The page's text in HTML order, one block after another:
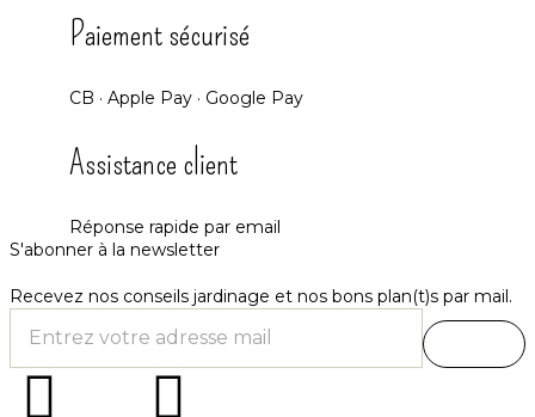
Paiement sécurisé
CB · Apple Pay · Google Pay
Assistance client
Réponse rapide par email
S'abonner à la newsletter
Recevez nos conseils jardinage et nos bons plan(t)s par mail.